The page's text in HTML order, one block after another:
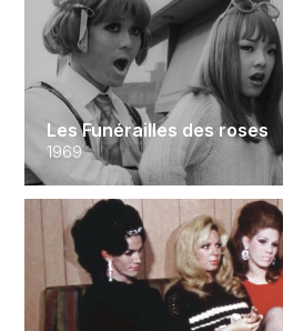
Les Funérailles des roses
1969